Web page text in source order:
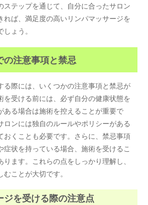
ステップを通じて、自分に合ったサロン
れば、満足度の高いリンパマッサージを
ょう。
の注意事項と禁忌
る際には、いくつかの注意事項と禁忌が
を受ける前には、必ず自分の健康状態を
ある場合は施術を控えることが重要で
ロンには独自のルールやポリシーがある
おくことも必要です。さらに、禁忌事項
症状を持っている場合、施術を受けるこ
ます。これらの点をしっかり理解し、
ことが大切です。
ジを受ける際の注意点